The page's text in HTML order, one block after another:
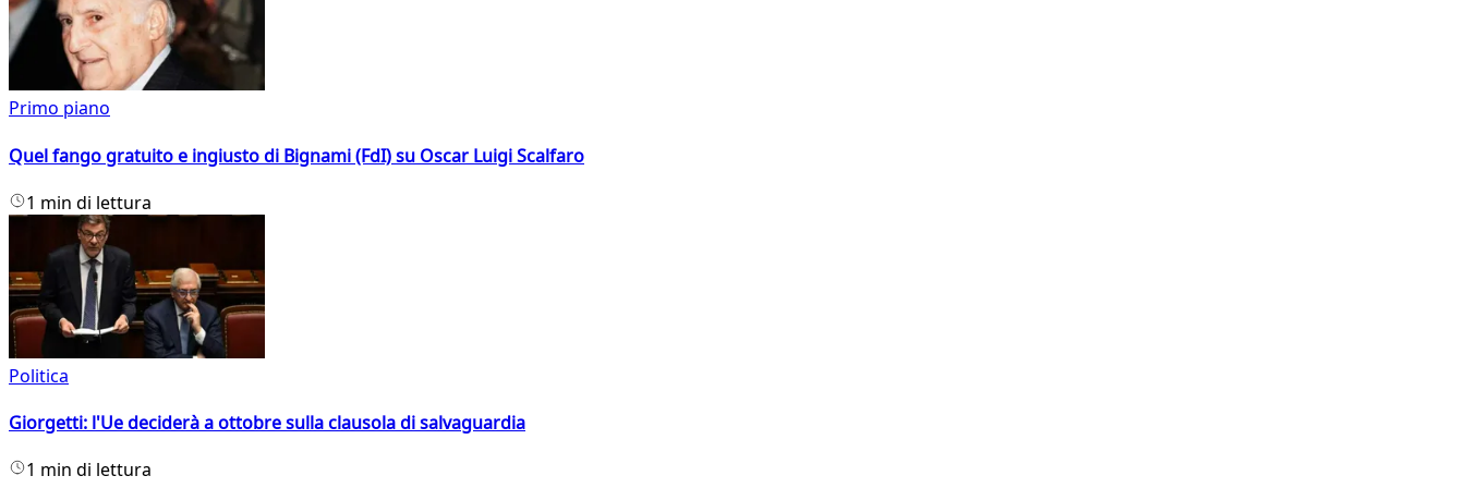
Primo piano
Quel fango gratuito e ingiusto di Bignami (FdI) su Oscar Luigi Scalfaro
1 min di lettura
Politica
Giorgetti: l'Ue deciderà a ottobre sulla clausola di salvaguardia
1 min di lettura